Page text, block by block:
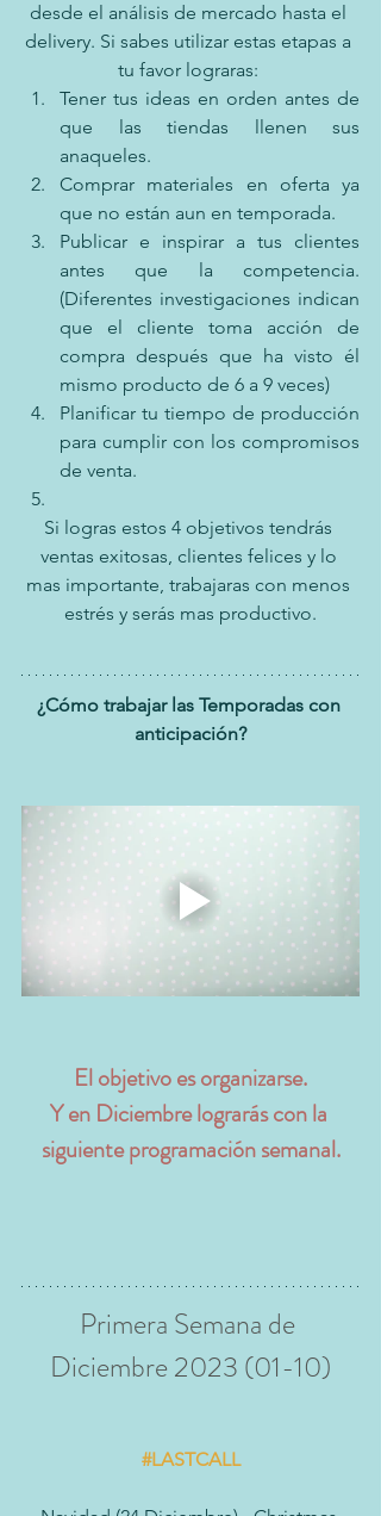
desde el análisis de mercado hasta el
delivery. Si sabes utilizar estas etapas a
tu favor lograras:
Tener tus ideas en orden antes de
que las tiendas llenen sus
anaqueles.
Comprar materiales en oferta ya
que no están aun en temporada.
Publicar e inspirar a tus clientes
antes que la competencia.
(Diferentes investigaciones indican
que el cliente toma acción de
compra después que ha visto él
mismo producto de 6 a 9 veces)
Planificar tu tiempo de producción
para cumplir con los compromisos
de venta.
Si logras estos 4 objetivos tendrás
ventas exitosas, clientes felices y lo
mas importante, trabajaras con menos
estrés y serás mas productivo.
¿Cómo trabajar las Temporadas con
anticipación?
El objetivo es organizarse.
Y en Diciembre lograrás con la
siguiente programación semanal.
Primera Semana de
Diciembre 2023 (01-10)
#LASTCALL